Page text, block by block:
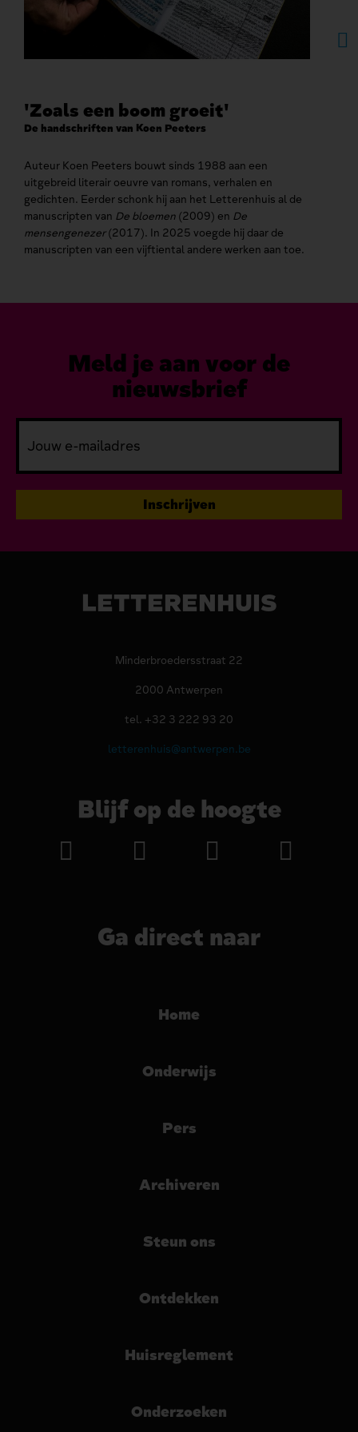
'Zoals een boom groeit'
De handschriften van Koen Peeters
Auteur Koen Peeters bouwt sinds 1988 aan een
uitgebreid literair oeuvre van romans, verhalen en
gedichten. Eerder schonk hij aan het Letterenhuis al de
manuscripten van De bloemen (2009) en De
mensengenezer(2017). In 2025 voegde hij daar de
manuscripten van een vijftiental andere werken aan toe.
Meld je aan voor de
nieuwsbrief
LETTERENHUIS
Minderbroedersstraat 22
2000 Antwerpen
tel. +32 3 222 93 20
letterenhuis@antwerpen.be
Blijf op de hoogte
Ga direct naar
Home
Onderwijs
Pers
Archiveren
Steun ons
Ontdekken
Huisreglement
Onderzoeken